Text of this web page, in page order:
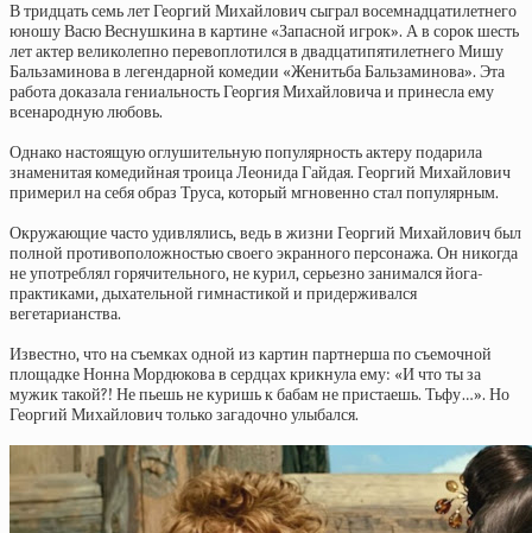
В тридцать семь лет Георгий Михайлович сыграл восемнадцатилетнего
юношу Васю Веснушкина в картине «Запасной игрок». А в сорок шесть
лет актер великолепно перевоплотился в двадцатипятилетнего Мишу
Бальзаминова в легендарной комедии «Женитьба Бальзаминова». Эта
работа доказала гениальность Георгия Михайловича и принесла ему
всенародную любовь.
Однако настоящую оглушительную популярность актеру подарила
знаменитая комедийная троица Леонида Гайдая. Георгий Михайлович
примерил на себя образ Труса, который мгновенно стал популярным.
Окружающие часто удивлялись, ведь в жизни Георгий Михайлович был
полной противоположностью своего экранного персонажа. Он никогда
не употреблял горячительного, не курил, серьезно занимался йога-
практиками, дыхательной гимнастикой и придерживался
вегетарианства.
Известно, что на съемках одной из картин партнерша по съемочной
площадке Нонна Мордюкова в сердцах крикнула ему: «И что ты за
мужик такой?! Не пьешь не куришь к бабам не пристаешь. Тьфу…». Но
Георгий Михайлович только загадочно улыбался.